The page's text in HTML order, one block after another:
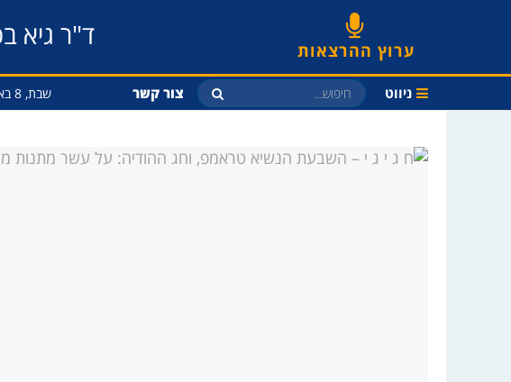
ערוץ ההרצאות ד"ר גיא
ניווט צור קשר שבת, 8 באוגוסט, 2026